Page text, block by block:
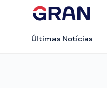
Últimas Notícias